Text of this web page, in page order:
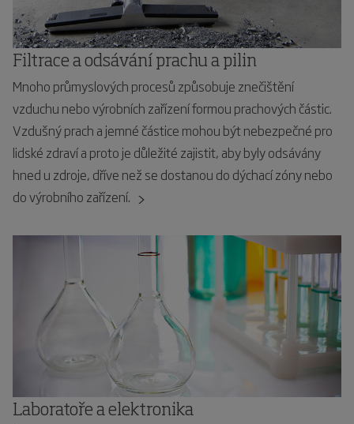
Filtrace a odsávání prachu a pilin
Mnoho průmyslových procesů způsobuje znečištění
vzduchu nebo výrobních zařízení formou prachových částic.
Vzdušný prach a jemné částice mohou být nebezpečné pro
lidské zdraví a proto je důležité zajistit, aby byly odsávány
hned u zdroje, dříve než se dostanou do dýchací zóny nebo
do výrobního zařízení.
Laboratoře a elektronika